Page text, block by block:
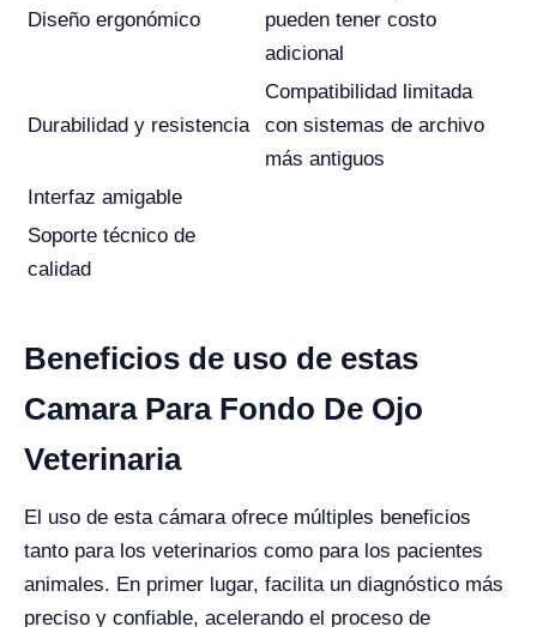
Diseño ergonómico
pueden tener costo
adicional
Durabilidad y resistencia
Compatibilidad limitada
con sistemas de archivo
más antiguos
Interfaz amigable
Soporte técnico de
calidad
Beneficios de uso de estas
Camara Para Fondo De Ojo
Veterinaria
El uso de esta cámara ofrece múltiples beneficios
tanto para los veterinarios como para los pacientes
animales. En primer lugar, facilita un diagnóstico más
preciso y confiable, acelerando el proceso de